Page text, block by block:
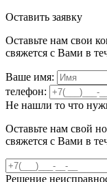
Оставить заявку
Оставьте нам свои
свяжется с Вами в
Ваше имя:
телефон:
Не нашли то что
Оставьте нам свой
свяжется с Вами в
Решение